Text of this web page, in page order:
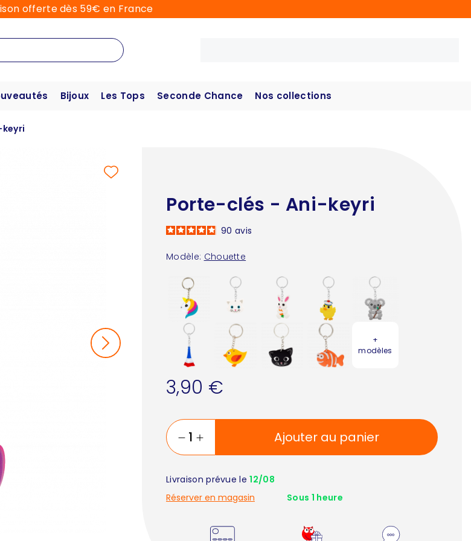
offerte dès 59€ en France
Bijoux Les Tops Seconde Chance Nos collections
Porte-clés - Ani-keyri
Modèle: Chouette
90 avis
+
modèles
3,90 €
Ajouter au panier
Livraison prévue le12/08
Réserver en magasin
Sous 1 heure